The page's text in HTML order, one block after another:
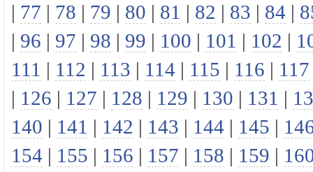
| 77 | 78 | 79 | 80 | 81 | 82 | 83 | 84 |
| 96 | 97 | 98 | 99 | 100 | 101 | 102 |
111 | 112 | 113 | 114 | 115 | 116 | 117
| 126 | 127 | 128 | 129 | 130 | 131 |
140 | 141 | 142 | 143 | 144 | 145 |
154 | 155 | 156 | 157 | 158 | 159 |